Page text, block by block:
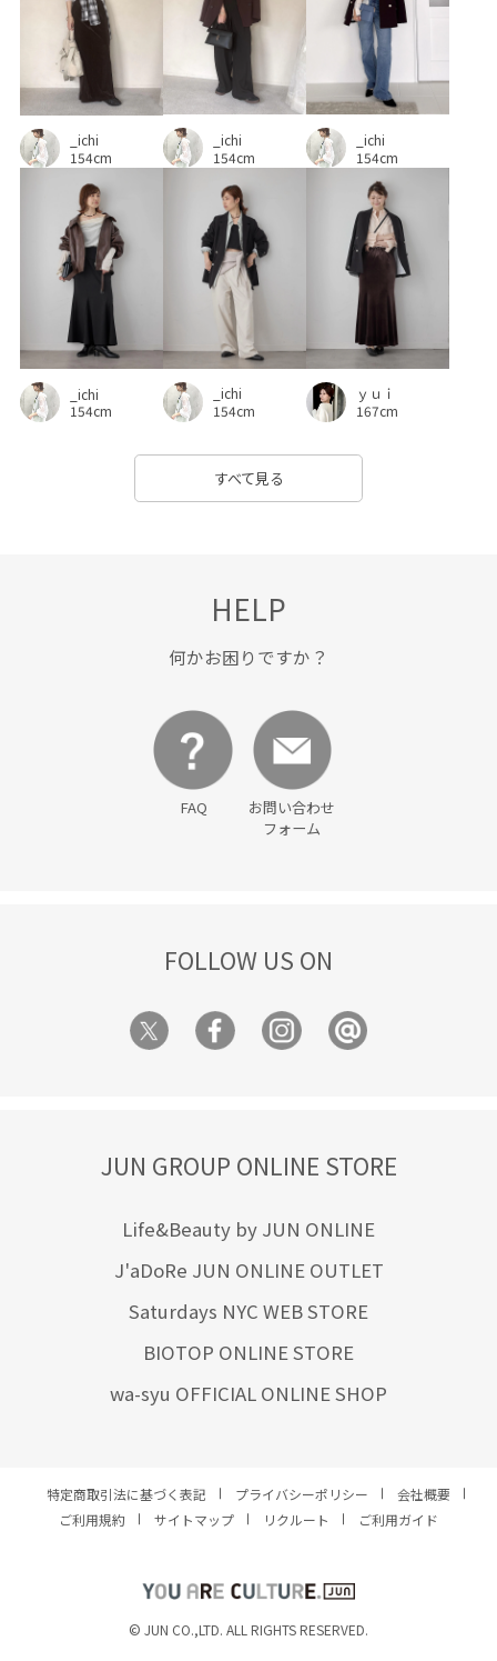
こなれ感 さらりとした
みんながチェックしているアイテム_pickup イラスト
イージーケア エコバッグ オフィス
オフィスカジュアル オーバーサイズ カジュアル
カットソー カラーデニム キャミワンピース
クッション サイズ調整 サテン
シワになりにくい ジャケット スエード スカート
スカーフ スタイルアップ セットアップ
セットアップ対象商品 ソフトタッチ チャンキーヒール
デイリーで活躍 デニムに合わせる トレンド
ニュアンスがある ハンカチ パンツ
パンツにもスカートにも ビスチェ フォーマル
ワイドボトム ヴィンテージ
入園式 冷んやり
卒業式入学式 取り外し可能
涼しげ 着心地が良い
華やか 薄手 財布 軽い着心地
_ichi
154cm
_ichi
154cm
_ichi
154cm
_ichi
154cm
_ichi
154cm
ｙｕｉ
167cm
すべて見る
HELP
何かお困りですか？
FAQ
お問い合わせ
フォーム
FOLLOW US ON
JUN GROUP ONLINE STORE
Life&Beauty by JUN ONLINE
J'aDoRe JUN ONLINE OUTLET
Saturdays NYC WEB STORE
BIOTOP ONLINE STORE
wa-syu OFFICIAL ONLINE SHOP
特定商取引法に基づく表記 プライバシーポリシー
会社概要
ご利用規約
サイトマップ リクルート ご利用ガイド
© JUN CO.,LTD. ALL RIGHTS RESERVED.